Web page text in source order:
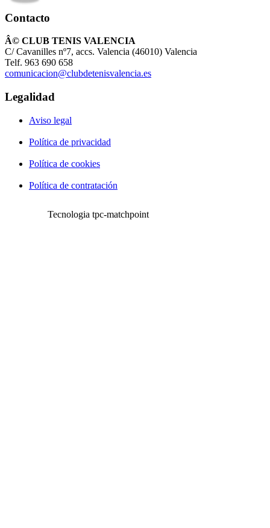
Contacto
Â© CLUB TENIS VALENCIA
C/ Cavanilles nº7, accs. Valencia (46010) Valencia
Telf. 963 690 658
comunicacion@clubdetenisvalencia.es
Legalidad
Aviso legal
Política de privacidad
Política de cookies
Política de contratación
Tecnologia tpc-matchpoint